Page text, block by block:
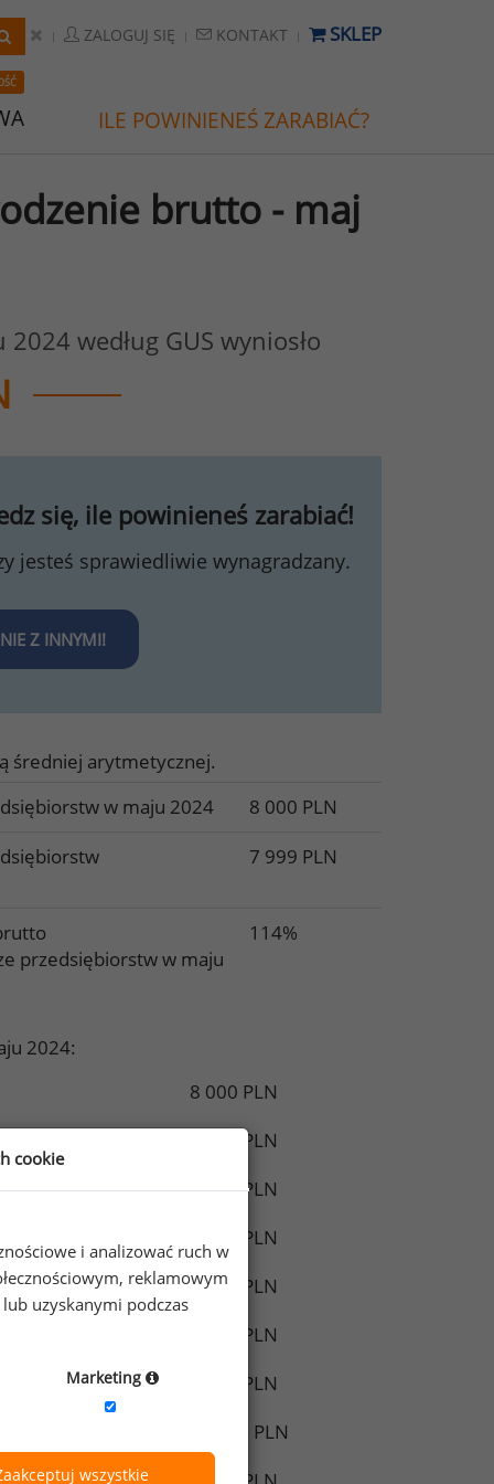
ZALOGUJ SIĘ KONTAKT SKLEP
ILE POWINIENEŚ ZARABIAĆ?
brutto - maj
według GUS wyniosło
się, ile powinieneś zarabiać!
jesteś sprawiedliwie wynagradzany.
Z INNYMI!
średniej arytmetycznej.
w maju 2024
8 000 PLN
7 999 PLN
przedsiębiorstw w maju
114%
2024:
8 000 PLN
7 866 PLN
7 630 PLN
7 848 PLN
7 439 PLN
7 669 PLN
5 929 PLN
13 100 PLN
cookie
i analizować ruch w
reklamowym
uzyskanymi podczas
Marketing
wszystkie